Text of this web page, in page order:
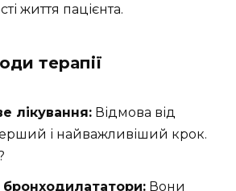
життя пацієнта.
терапії
лікування: Відмова від
і найважливіший крок.
бронходилататори: Вони